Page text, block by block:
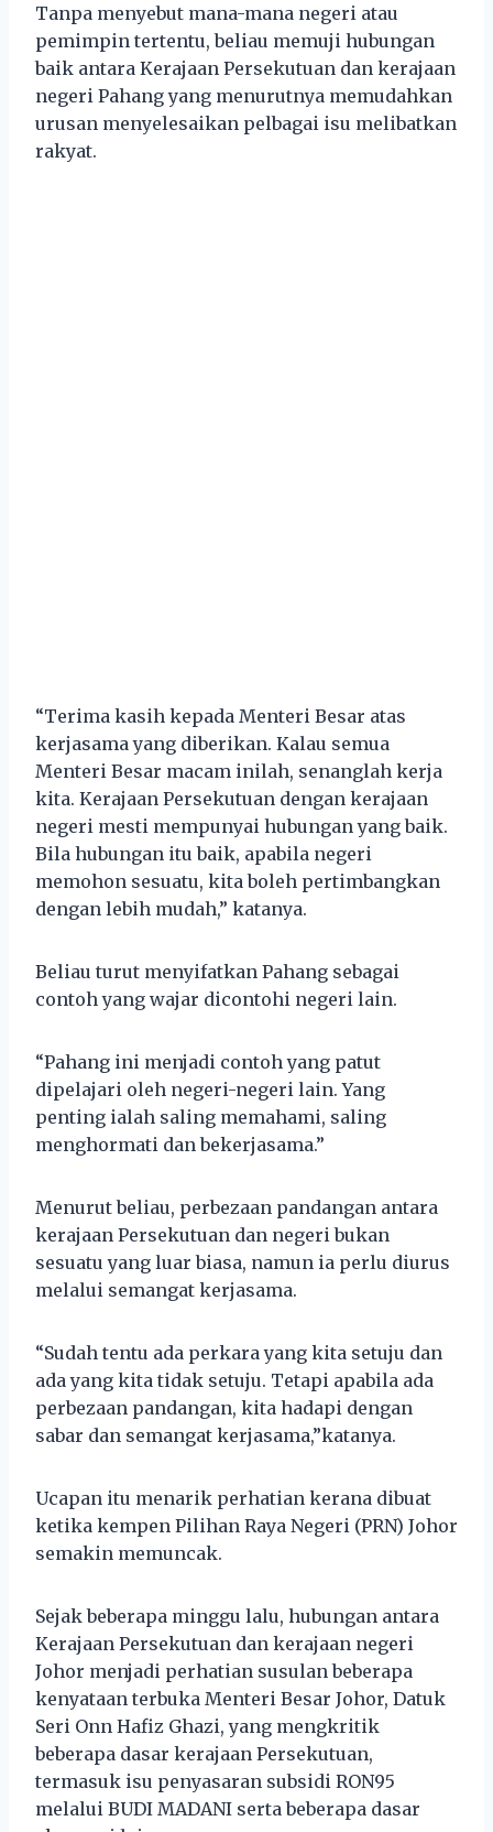
Tanpa menyebut mana-mana negeri atau
pemimpin tertentu, beliau memuji hubungan
baik antara Kerajaan Persekutuan dan kerajaan
negeri Pahang yang menurutnya memudahkan
urusan menyelesaikan pelbagai isu melibatkan
rakyat.
“Terima kasih kepada Menteri Besar atas
kerjasama yang diberikan. Kalau semua
Menteri Besar macam inilah, senanglah kerja
kita. Kerajaan Persekutuan dengan kerajaan
negeri mesti mempunyai hubungan yang baik.
Bila hubungan itu baik, apabila negeri
memohon sesuatu, kita boleh pertimbangkan
dengan lebih mudah,” katanya.
Beliau turut menyifatkan Pahang sebagai
contoh yang wajar dicontohi negeri lain.
“Pahang ini menjadi contoh yang patut
dipelajari oleh negeri-negeri lain. Yang
penting ialah saling memahami, saling
menghormati dan bekerjasama.”
Menurut beliau, perbezaan pandangan antara
kerajaan Persekutuan dan negeri bukan
sesuatu yang luar biasa, namun ia perlu diurus
melalui semangat kerjasama.
“Sudah tentu ada perkara yang kita setuju dan
ada yang kita tidak setuju. Tetapi apabila ada
perbezaan pandangan, kita hadapi dengan
sabar dan semangat kerjasama,”katanya.
Ucapan itu menarik perhatian kerana dibuat
ketika kempen Pilihan Raya Negeri (PRN) Johor
semakin memuncak.
Sejak beberapa minggu lalu, hubungan antara
Kerajaan Persekutuan dan kerajaan negeri
Johor menjadi perhatian susulan beberapa
kenyataan terbuka Menteri Besar Johor, Datuk
Seri Onn Hafiz Ghazi, yang mengkritik
beberapa dasar kerajaan Persekutuan,
termasuk isu penyasaran subsidi RON95
melalui BUDI MADANI serta beberapa dasar